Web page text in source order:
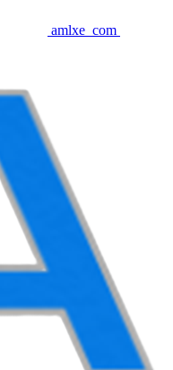
amlxe_com